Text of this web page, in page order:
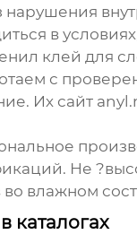
в
клей для
с
. Их сайт
Не
влажном
каталогах